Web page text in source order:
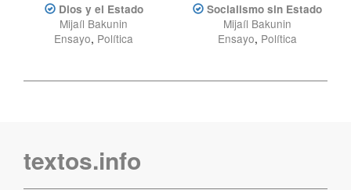
Dios y el Estado
Mijaíl Bakunin
Ensayo, Política
Socialismo sin Estado
Mijaíl Bakunin
Ensayo, Política
textos.info